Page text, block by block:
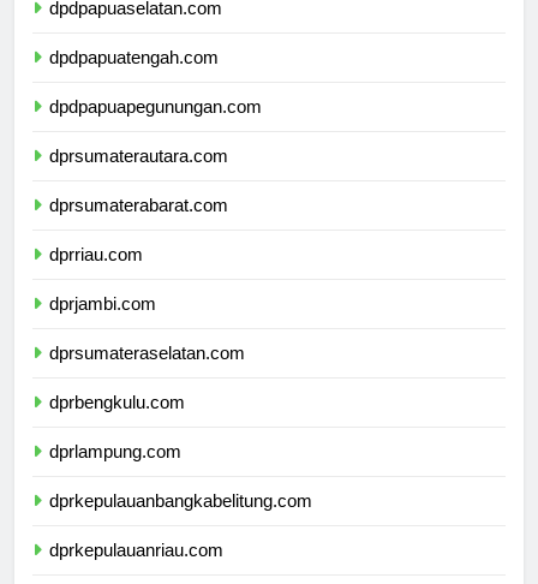
dpdpapuaselatan.com
dpdpapuatengah.com
dpdpapuapegunungan.com
dprsumaterautara.com
dprsumaterabarat.com
dprriau.com
dprjambi.com
dprsumateraselatan.com
dprbengkulu.com
dprlampung.com
dprkepulauanbangkabelitung.com
dprkepulauanriau.com